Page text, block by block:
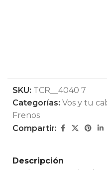
SKU: TCR__4040 7
Categorías: Vos y tu
Frenos
Compartir:
Descripción